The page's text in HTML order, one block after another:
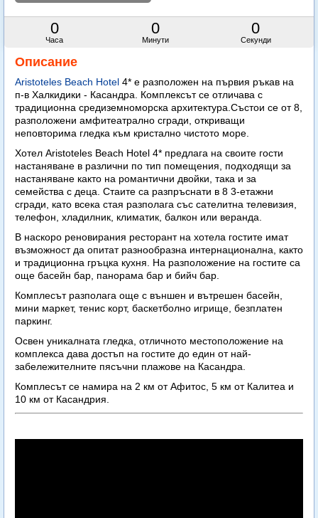
0
Часа
0
Минути
0
Секунди
Описание
Aristoteles Beach Hotel 4* е разположен на първия ръкав на
п-в Халкидики - Касандра. Комплексът се отличава с
традиционна средиземноморска архитектура.Състои се от 8,
разположени амфитеатрално сгради, откриващи
неповторима гледка към кристално чистото море.
Хотел Aristoteles Beach Hotel 4* предлага на своите гости
настаняване в различни по тип помещения, подходящи за
настаняване както на романтични двойки, така и за
семейства с деца. Стаите са разпръснати в 8 3-етажни
сгради, като всека стая разполага със сателитна телевизия,
телефон, хладилник, климатик, балкон или веранда.
В наскоро реновирания ресторант на хотела гостите имат
възможност да опитат разнообразна интернационална, както
и традиционна гръцка кухня. На разположение на гостите са
още басейн бар, панорама бар и бийч бар.
Комплесът разполага още с външен и вътрешен басейн,
мини маркет, тенис корт, баскетболно игрище, безплатен
паркинг.
Освен уникалната гледка, отличното местоположение на
комплекса дава достъп на гостите до един от най-
забележителните пясъчни плажове на Касандра.
Комплесът се намира на 2 км от Афитос, 5 км от Калитеа и
10 км от Касандрия.